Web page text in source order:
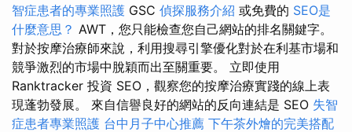
智症患者的專業照護 GSC 偵探服務介紹 或免費的 SEO是
什麼意思？ AWT，您只能檢查您自己網站的排名關鍵字。
對於按摩治療師來說，利用搜尋引擎優化對於在利基市場和
競爭激烈的市場中脫穎而出至關重要。 立即使用
Ranktracker 投資 SEO，觀察您的按摩治療實踐的線上表
現蓬勃發展。 來自信譽良好的網站的反向連結是 SEO 失智
症患者專業照護 台中月子中心推薦 下午茶外燴的完美搭配